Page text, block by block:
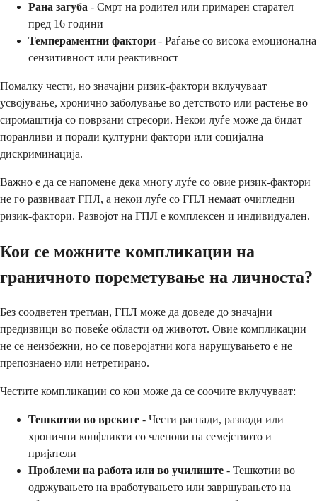
Рана загуба - Смрт на родител или примарен старател
пред 16 години
Темпераментни фактори - Раѓање со висока емоционална
сензитивност или реактивност
Помалку чести, но значајни ризик-фактори вклучуваат
усвојување, хронично заболување во детството или растење во
сиромаштија со поврзани стресори. Некои луѓе може да бидат
поранливи и поради културни фактори или социјална
дискриминација.
Важно е да се напомене дека многу луѓе со овие ризик-фактори
не го развиваат ГПЛ, а некои луѓе со ГПЛ немаат очигледни
ризик-фактори. Развојот на ГПЛ е комплексен и индивидуален.
Кои се можните компликации на
граничното пореметување на личноста?
Без соодветен третман, ГПЛ може да доведе до значајни
предизвици во повеќе области од животот. Овие компликации
не се неизбежни, но се поверојатни кога нарушувањето е не
препознаено или нетретирано.
Честите компликации со кои може да се соочите вклучуваат:
Тешкотии во врските - Чести распади, разводи или
хронични конфликти со членови на семејството и
пријатели
Проблеми на работа или во училиште - Тешкотии во
одржувањето на вработувањето или завршувањето на